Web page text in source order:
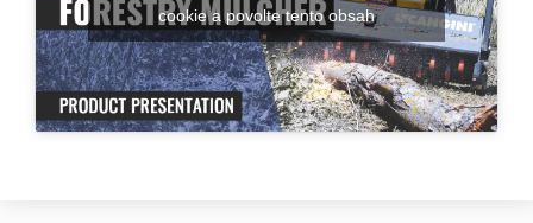
cookie a povolte tento obsah